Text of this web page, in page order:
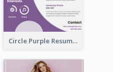
Circle Purple Resume